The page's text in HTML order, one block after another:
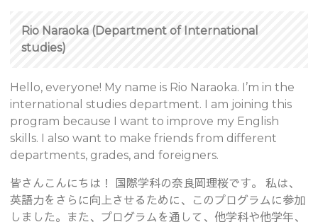
Rio Naraoka (Department of International
studies)
Hello, everyone! My name is Rio Naraoka. I’m in the
international studies department. I am joining this
program because I want to improve my English
skills. I also want to make friends from different
departments, grades, and foreigners.
皆さんこんにちは！ 国際学科の奈良岡理桜です。 私は、
英語力をさらに向上させるために、このプログラムに参加
しました。また、プログラムを通して、他学科や他学年、